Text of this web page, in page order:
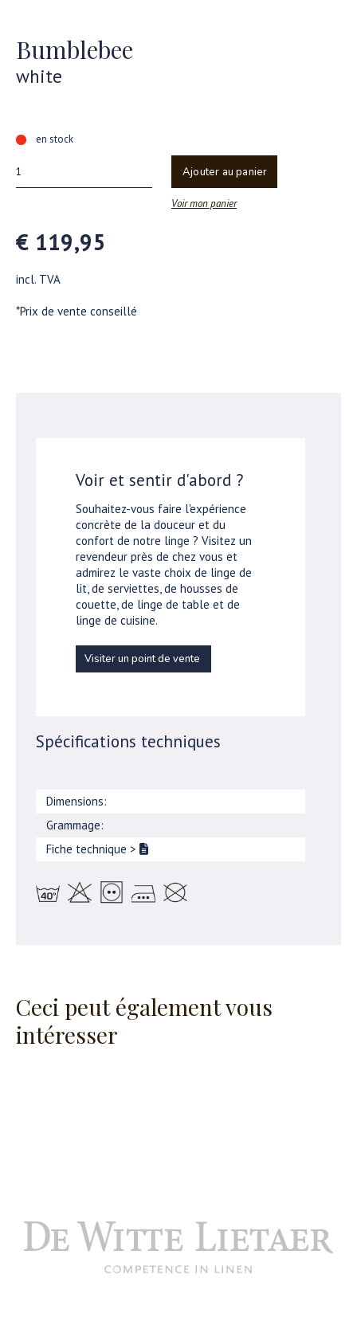
Bumblebee
white
en stock
Ajouter au panier
Voir mon panier
€ 119,95
incl. TVA
*Prix de vente conseillé
Voir et sentir d'abord ?
Souhaitez-vous faire l'expérience
concrète de la douceur et du
confort de notre linge ? Visitez un
revendeur près de chez vous et
admirez le vaste choix de linge de
lit, de serviettes, de housses de
couette, de linge de table et de
linge de cuisine.
Visiter un point de vente
Spécifications techniques
Dimensions:
Grammage:
Fiche technique >
Ceci peut également vous
intéresser